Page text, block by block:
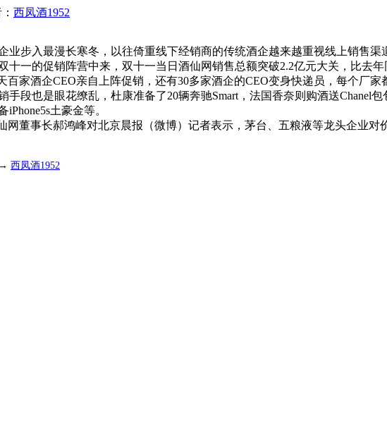
西凤酒1952
业步入最漫长寒冬，以往倚重线下经销商的传统酒企越来越重视线上销售
一的促销阵营中来，双十一当日酒仙网销售总额突破2.2亿元大关，比去年
家酒企CEO亲自上阵促销，还有30多家酒企的CEO变身快递员，每个厂
段也是眼花缭乱，杜康准备了20辆奔驰Smart，法国香奈则购酒送Chanel
iPhone5s土豪金等。
董事长郝鸿峰对北京晨报（微博）记者表示，茅台、五粮液等龙头企业
西凤酒1952